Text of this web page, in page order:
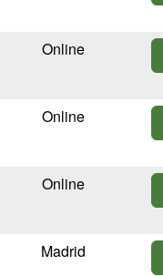
Online
Online
Online
Madrid